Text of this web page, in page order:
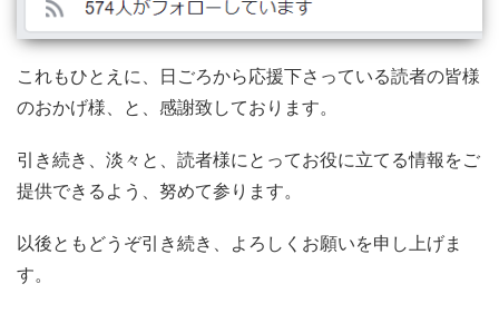
これもひとえに、日ごろから応援下さっている読者の皆様
のおかげ様、と、感謝致しております。
引き続き、淡々と、読者様にとってお役に立てる情報をご
提供できるよう、努めて参ります。
以後ともどうぞ引き続き、よろしくお願いを申し上げま
す。